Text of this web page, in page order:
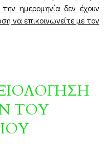
ημερομηνία δεν έχουν
να επικοινωνείτε με τον
ΤΟΥ